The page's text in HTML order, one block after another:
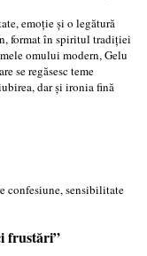
emoție și o legătură
format în spiritul tradiției
omului modern, Gelu
se regăsesc teme
dar și ironia fină
confesiune, sensibilitate
frustări”